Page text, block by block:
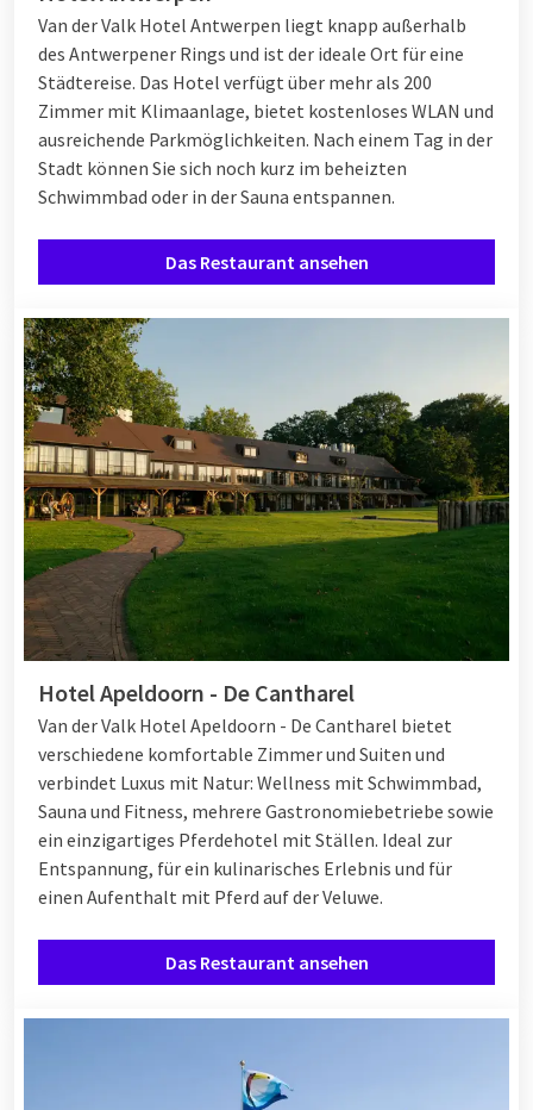
Van der Valk Hotel Antwerpen liegt knapp außerhalb
des Antwerpener Rings und ist der ideale Ort für eine
Städtereise. Das Hotel verfügt über mehr als 200
Zimmer mit Klimaanlage, bietet kostenloses WLAN und
ausreichende Parkmöglichkeiten. Nach einem Tag in der
Stadt können Sie sich noch kurz im beheizten
Schwimmbad oder in der Sauna entspannen.
Das Restaurant ansehen
Hotel Apeldoorn - De Cantharel
Van der Valk Hotel Apeldoorn - De Cantharel bietet
verschiedene komfortable Zimmer und Suiten und
verbindet Luxus mit Natur: Wellness mit Schwimmbad,
Sauna und Fitness, mehrere Gastronomiebetriebe sowie
ein einzigartiges Pferdehotel mit Ställen. Ideal zur
Entspannung, für ein kulinarisches Erlebnis und für
einen Aufenthalt mit Pferd auf der Veluwe.
Das Restaurant ansehen